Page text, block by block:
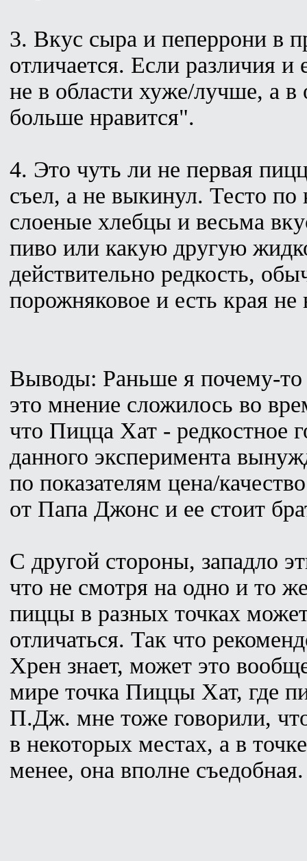
3. Вкус сыра и пеперрони в
отличается. Если различия и
не в области хуже/лучше, а в
больше нравится".
4. Это чуть ли не первая
съел, а не выкинул. Тесто по
слоеные хлебцы и весьма
пиво или какую другую
действительно редкость,
порожняковое и есть края не
Выводы: Раньше я почему-то
это мнение сложилось во
что Пицца Хат - редкостное
данного эксперимента
по показателям цена/
от Папа Джонс и ее стоит
С другой стороны, западло
что не смотря на одно и то
пиццы в разных точках
отличаться. Так что
Хрен знает, может это
мире точка Пиццы Хат, где
П.Дж. мне тоже говорили,
в некоторых местах, а в
менее, она вполне съедобная.